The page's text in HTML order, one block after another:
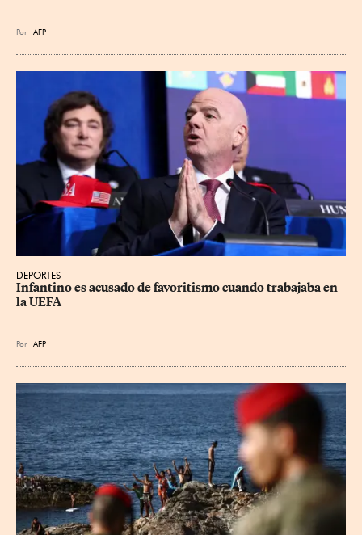
Por AFP
DEPORTES
Infantino es acusado de favoritismo cuando trabajaba en
la UEFA
Por AFP